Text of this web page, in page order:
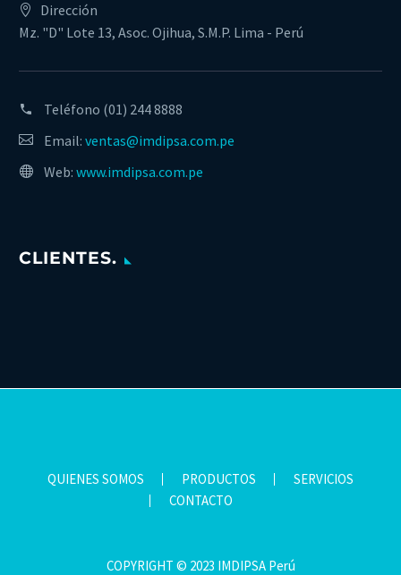
Dirección
Mz. "D" Lote 13, Asoc. Ojihua, S.M.P. Lima - Perú
Teléfono (01) 244 8888
Email: ventas@imdipsa.com.pe
Web: www.imdipsa.com.pe
CLIENTES.
QUIENES SOMOS PRODUCTOS
SERVICIOS
CONTACTO
COPYRIGHT © 2023 IMDIPSA Perú